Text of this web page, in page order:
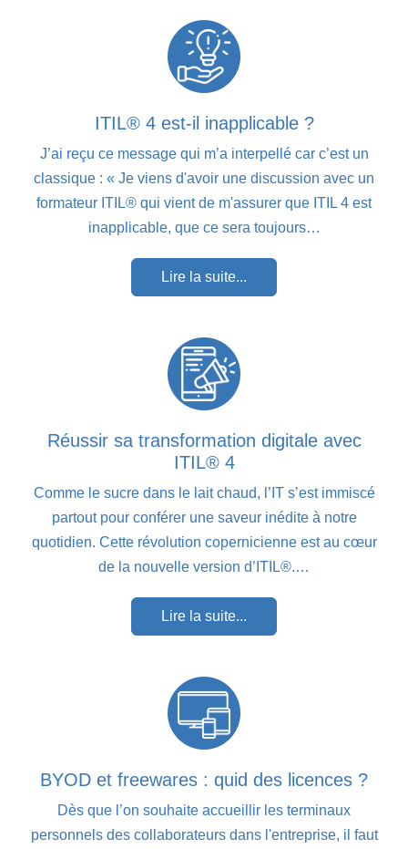
ITIL® 4 est-il inapplicable ?
J’ai reçu ce message qui m’a interpellé car c’est un
classique : « Je viens d'avoir une discussion avec un
formateur ITIL® qui vient de m'assurer que ITIL 4 est
inapplicable, que ce sera toujours…
Lire la suite...
Réussir sa transformation digitale avec
ITIL® 4
Comme le sucre dans le lait chaud, l’IT s’est immiscé
partout pour conférer une saveur inédite à notre
quotidien. Cette révolution copernicienne est au cœur
de la nouvelle version d’ITIL®.…
Lire la suite...
BYOD et freewares : quid des licences ?
Dès que l’on souhaite accueillir les terminaux
personnels des collaborateurs dans l'entreprise, il faut